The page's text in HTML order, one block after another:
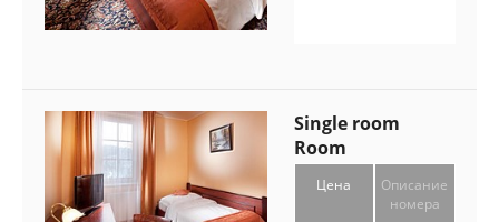
Single room
Room
Цена
Описание
номера